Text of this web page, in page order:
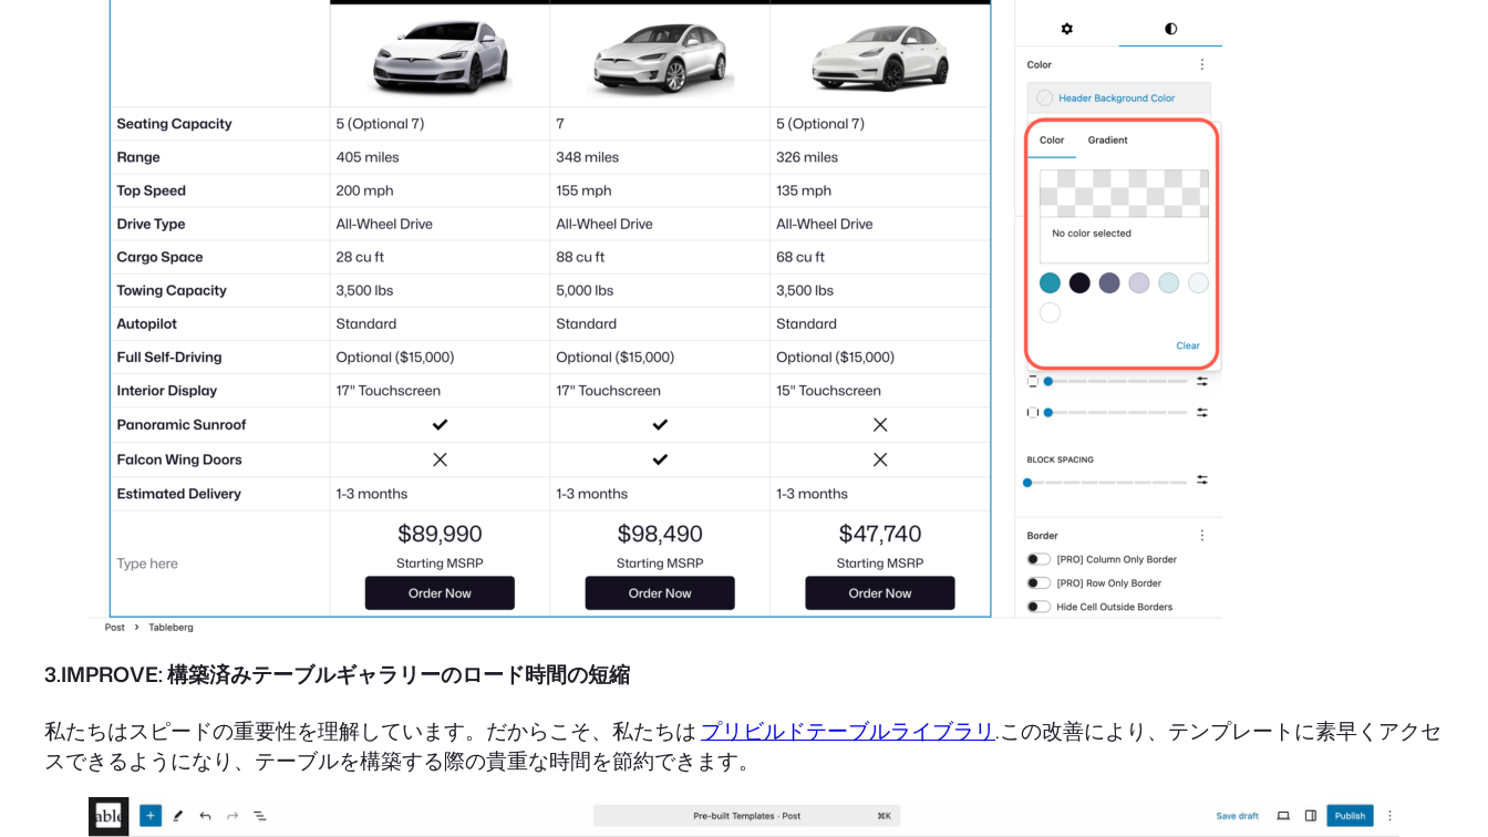
3.IMPROVE: 構築済みテーブルギャラリーのロード時間の短縮
私たちはスピードの重要性を理解しています。だからこそ、私たちは プリビルドテーブルライブラリ .この改善により、テンプレートに素早くアクセ
スできるようになり、テーブルを構築する際の貴重な時間を節約できます。